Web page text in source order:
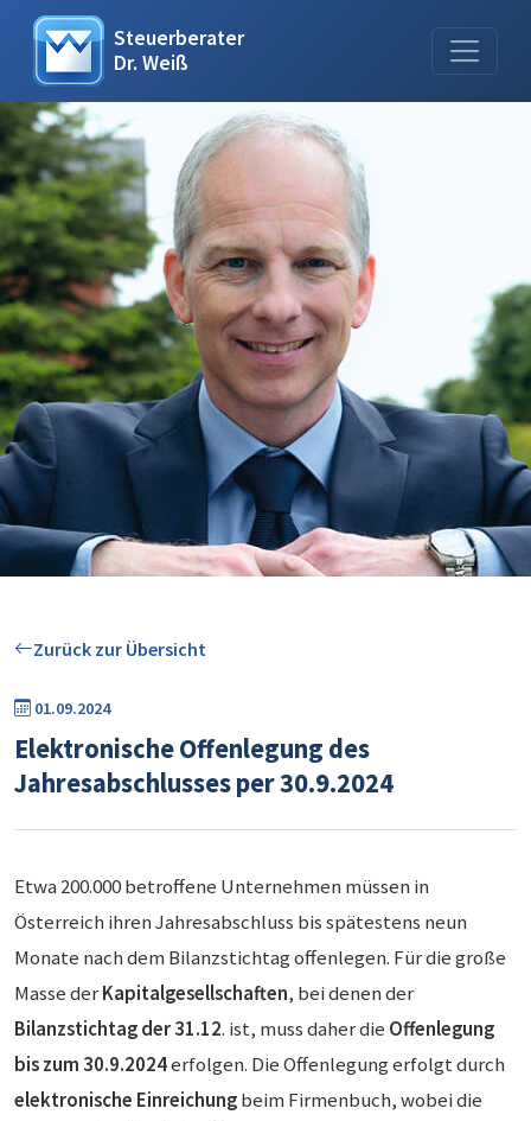
Steuerberater
Dr. Weiß
Zurück zur Übersicht
01.09.2024
Elektronische Offenlegung des
Jahresabschlusses per 30.9.2024
Etwa 200.000 betroffene Unternehmen müssen in
Österreich ihren Jahresabschluss bis spätestens neun
Monate nach dem Bilanzstichtag offenlegen. Für die große
Masse derKapitalgesellschaften, bei denen der
Bilanzstichtag der 31.12. ist, muss daher die Offenlegung
bis zum 30.9.2024erfolgen. Die Offenlegung erfolgt durch
elektronische Einreichungbeim Firmenbuch, wobei die